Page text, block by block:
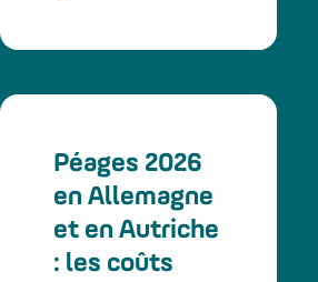
Péages 2026
en Allemagne
et en Autriche
: les coûts